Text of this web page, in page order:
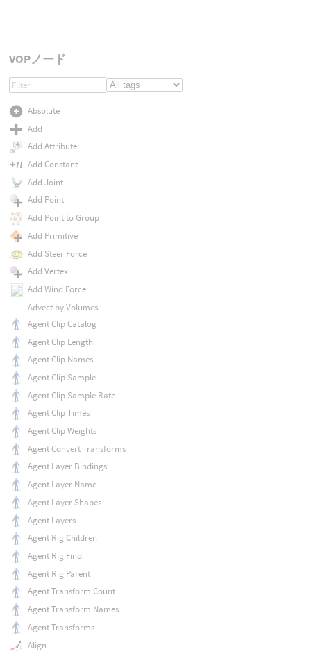
VOPノード
Absolute
Add
Add Attribute
Add Constant
Add Joint
Add Point
Add Point to Group
Add Primitive
Add Steer Force
Add Vertex
Add Wind Force
Advect by Volumes
Agent Clip Catalog
Agent Clip Length
Agent Clip Names
Agent Clip Sample
Agent Clip Sample Rate
Agent Clip Times
Agent Clip Weights
Agent Convert Transforms
Agent Layer Bindings
Agent Layer Name
Agent Layer Shapes
Agent Layers
Agent Rig Children
Agent Rig Find
Agent Rig Parent
Agent Transform Count
Agent Transform Names
Agent Transforms
Align